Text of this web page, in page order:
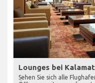
Lounges bei
Sehen Sie sich alle